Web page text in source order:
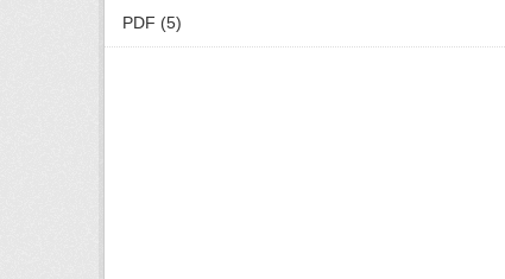
PDF (5)